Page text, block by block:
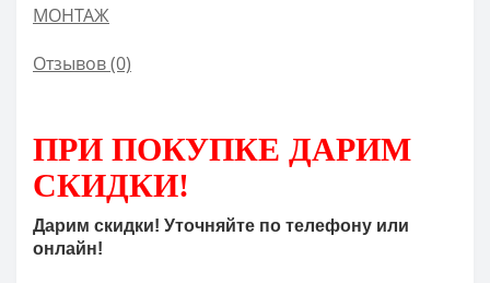
МОНТАЖ
Отзывов (0)
ПРИ ПОКУПКЕ ДАРИМ
СКИДКИ!
Дарим скидки! Уточняйте по телефону или
онлайн!